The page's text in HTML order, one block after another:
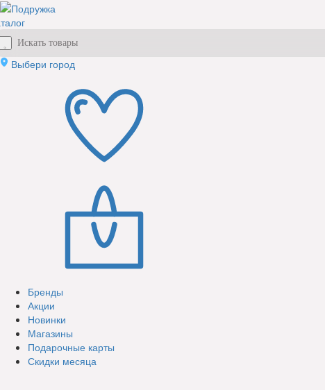
Выбери город
Бренды
Акции
Новинки
Магазины
Подарочные карты
Скидки месяца